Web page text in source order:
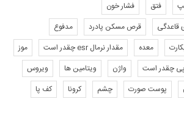
فتق
فشار خون
قاعدگی
قرص مسکن پادرد
مدفوع
معده مقدار نرمال esr چقدر است
موز
چقدر است
واژن ویتامین ها
ویروس
پوست صورت چشم کرونا
کف پا